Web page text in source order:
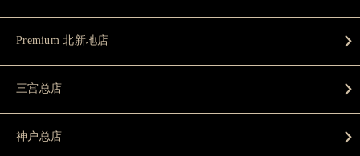
Premium 北新地店
三宫总店
神户总店